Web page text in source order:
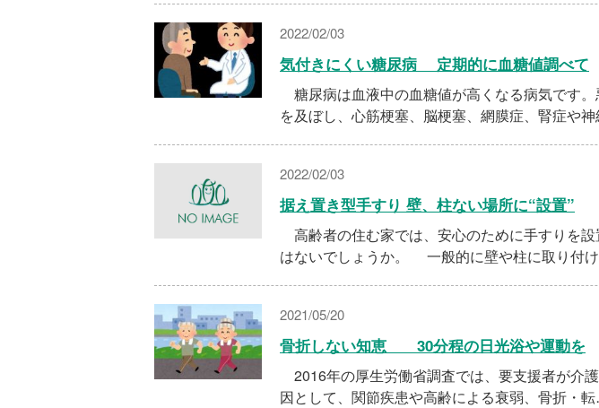
2022/02/03
気付きにくい糖尿病 定期的に血糖値調べて
糖尿病は血液中の血糖値が高くなる病気です
を及ぼし、心筋梗塞、脳梗塞、網膜症、腎症や
2022/02/03
据え置き型手すり 壁、柱ない場所に“設置”
高齢者の住む家では、安心のために手すりを
はないでしょうか。 一般的に壁や柱に取り付
2021/05/20
骨折しない知恵 30分程の日光浴や運動を
2016年の厚生労働省調査では、要支援者が介
因として、関節疾患や高齢による衰弱、骨折・